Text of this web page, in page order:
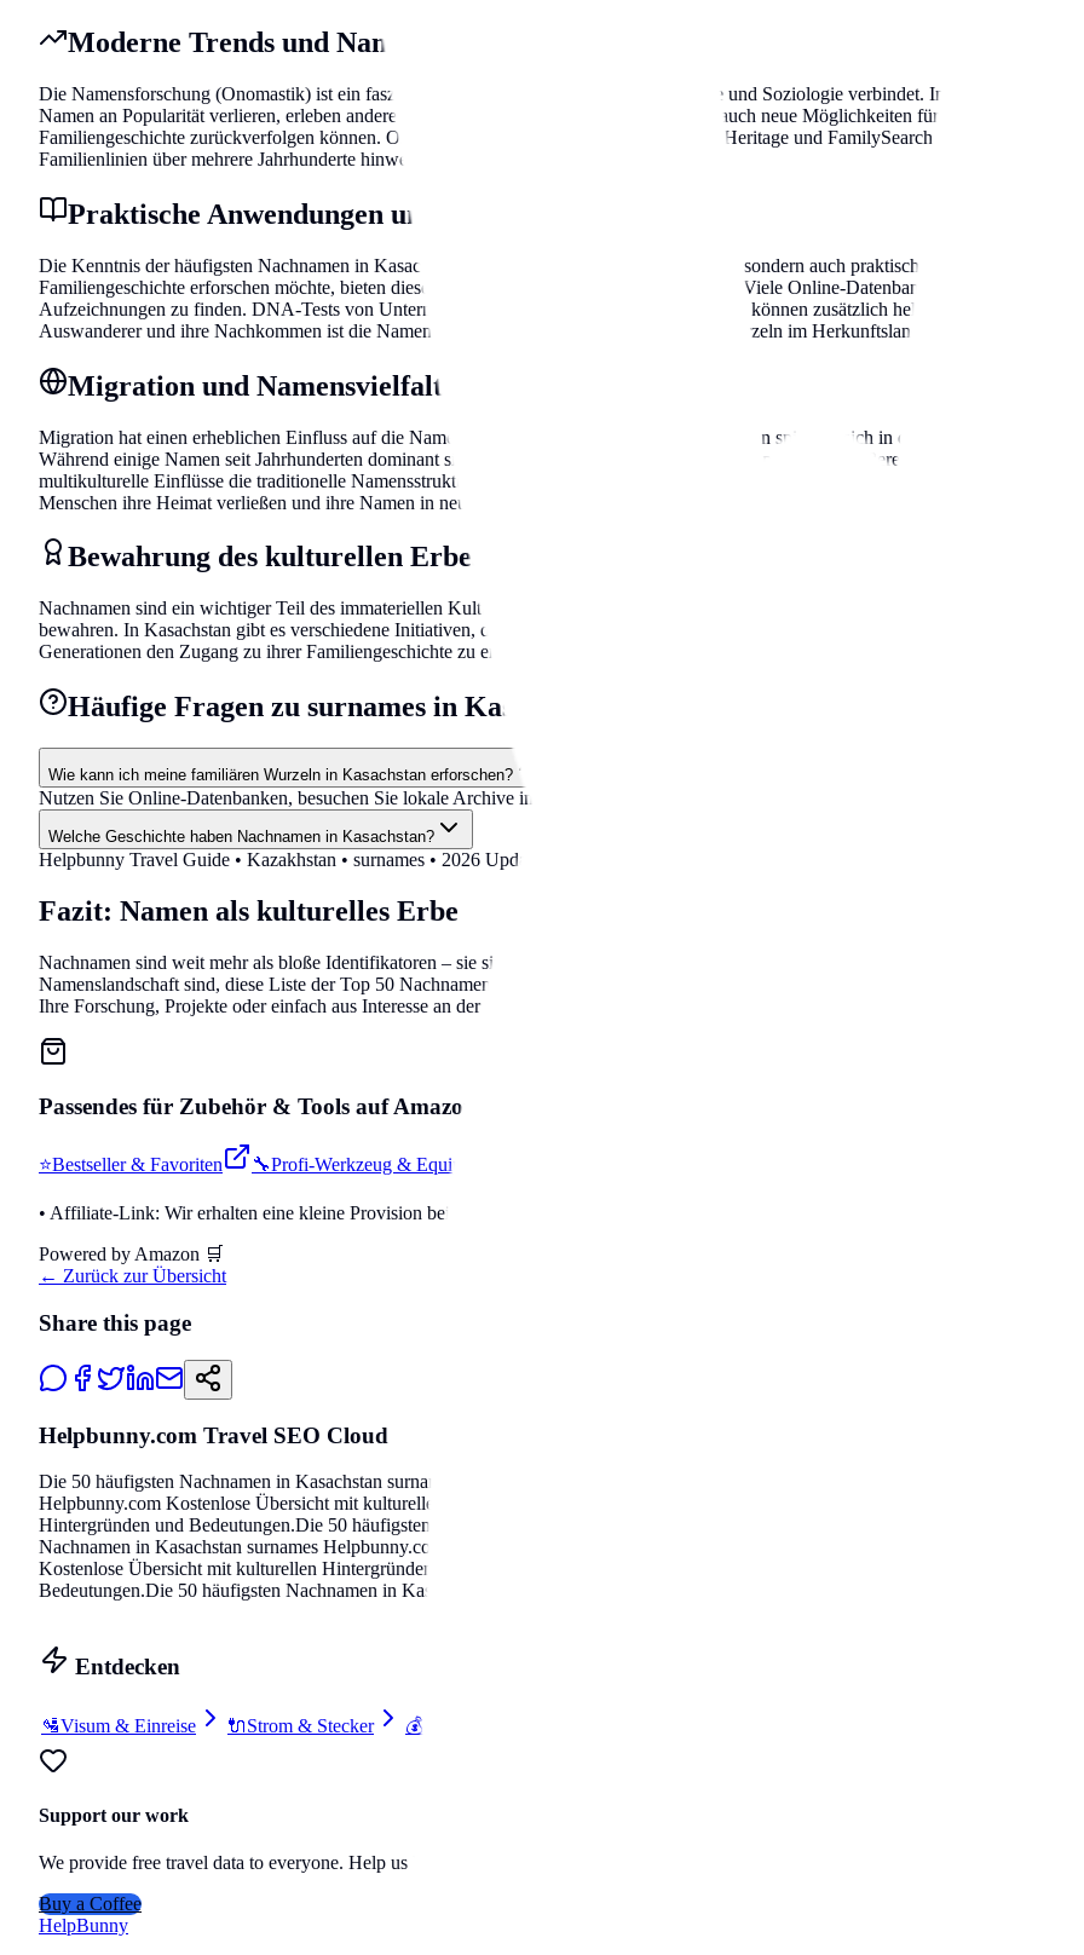
Moderne Trends und Namensforschung
Die Namensforschung (Onomastik) ist ein faszinierendes Feld, das Linguistik, Geschichte und Soziologie verbindet. In Kasachstan
Namen an Popularität verlieren, erleben andere eine Renaissance. Die Digitalisierung hat auch neue Möglichkeiten für genealogische
Familiengeschichte zurückverfolgen können. Online-Datenbanken wie Ancestry.com, MyHeritage und FamilySearch haben Millionen
Familienlinien über mehrere Jahrhunderte hinweg zu verfolgen.
Praktische Anwendungen und Genealogie
Die Kenntnis der häufigsten Nachnamen in Kasachstan ist nicht nur akademisch interessant, sondern auch praktisch nützlich. Für
Familiengeschichte erforschen möchte, bieten diese Informationen wertvolle Anhaltspunkte. Viele Online-Datenbanken und Archive
Aufzeichnungen zu finden. DNA-Tests von Unternehmen wie 23andMe oder AncestryDNA können zusätzlich helfen, geografische
Auswanderer und ihre Nachkommen ist die Namensforschung oft der Schlüssel, um ihre Wurzeln im Herkunftsland zu finden.
Migration und Namensvielfalt
Migration hat einen erheblichen Einfluss auf die Namenslandschaft eines Landes. In Kasachstan spiegeln sich in den häufigsten
Während einige Namen seit Jahrhunderten dominant sind, haben neuere Migrationsbewegungen zu einer größeren Vielfalt geführt.
multikulturelle Einflüsse die traditionelle Namensstruktur bereichern. Historische Ereignisse wie Kriege, wirtschaftliche Krisen oder
Menschen ihre Heimat verließen und ihre Namen in neue Regionen brachten.
Bewahrung des kulturellen Erbes
Nachnamen sind ein wichtiger Teil des immateriellen Kulturerbes. Viele Länder und Organisationen arbeiten daran, die Geschichte und
bewahren. In Kasachstan gibt es verschiedene Initiativen, die sich der Namensforschung widmen und historische Aufzeichnungen
Generationen den Zugang zu ihrer Familiengeschichte zu ermöglichen. Archive, Museen und genealogische Gesellschaften spielen
Häufige Fragen zu surnames in Kasachstan
Wie kann ich meine familiären Wurzeln in Kasachstan erforschen?
Nutzen Sie Online-Datenbanken, besuchen Sie lokale Archive in Kasachstan oder machen Sie einen DNA-Test, um mehr über Ihre
Welche Geschichte haben Nachnamen in Kasachstan?
Helpbunny Travel Guide • Kazakhstan • surnames • 2026 Updated
Fazit: Namen als kulturelles Erbe
Nachnamen sind weit mehr als bloße Identifikatoren – sie sind Fenster in die Geschichte und Kultur von Kasachstan. Ob Sie Ihre
Namenslandschaft sind, diese Liste der Top 50 Nachnamen bietet einen faszinierenden Einblick in die demografische und kulturelle
Ihre Forschung, Projekte oder einfach aus Interesse an der reichen Namenstradition.
Passendes für Zubehör & Tools auf Amazon
⭐Bestseller & Favoriten 🔧Profi-Werkzeug & Equipment
• Affiliate-Link: Wir erhalten eine kleine Provision bei Käufen.
Powered by Amazon 🛒
← Zurück zur Übersicht
Share this page
Helpbunny.com Travel SEO Cloud
Die 50 häufigsten Nachnamen in Kasachstan surnames
Helpbunny.com Kostenlose Übersicht mit kulturellen Hintergründen und Bedeutungen
Hintergründen und Bedeutungen.Die 50 häufigsten Nachnamen in Kostenlose Übersicht mit
Nachnamen in Kasachstan surnames Helpbunny.com Die 50
Kostenlose Übersicht mit kulturellen Hintergründen und Bedeutungen
Bedeutungen.Die 50 häufigsten Nachnamen in Kasachstan Kostenlose Übersicht mit kulturellen
Entdecken
🛂Visum & Einreise 🔌Strom & Stecker 💰
Support our work
We provide free travel data to everyone. Help us keep it alive.
Buy a Coffee
HelpBunny